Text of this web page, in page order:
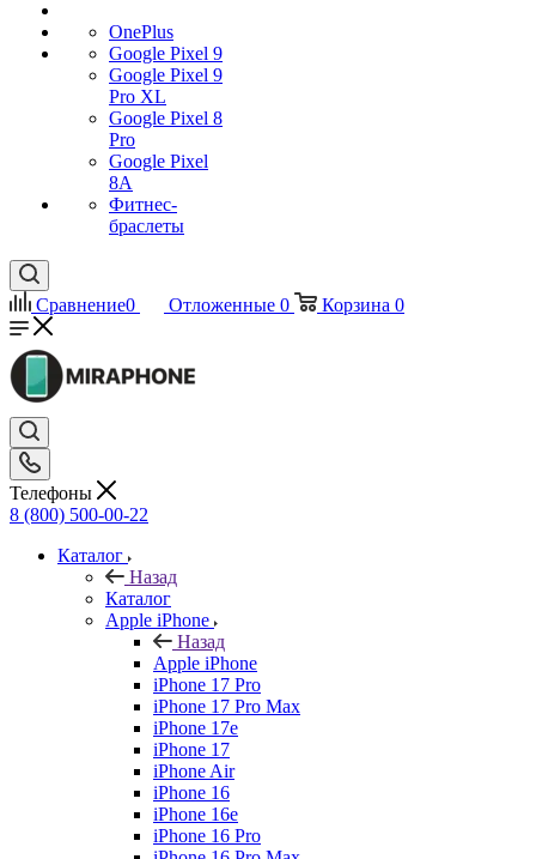
OnePlus
Google Pixel 9
Google Pixel 9
Pro XL
Google Pixel 8
Pro
Google Pixel
8A
Фитнес-
браслеты
Сравнение0 Отложенные 0 Корзина 0
Телефоны
8 (800) 500-00-22
Каталог
Назад
Каталог
Apple iPhone
Назад
Apple iPhone
iPhone 17 Pro
iPhone 17 Pro Max
iPhone 17e
iPhone 17
iPhone Air
iPhone 16
iPhone 16e
iPhone 16 Pro